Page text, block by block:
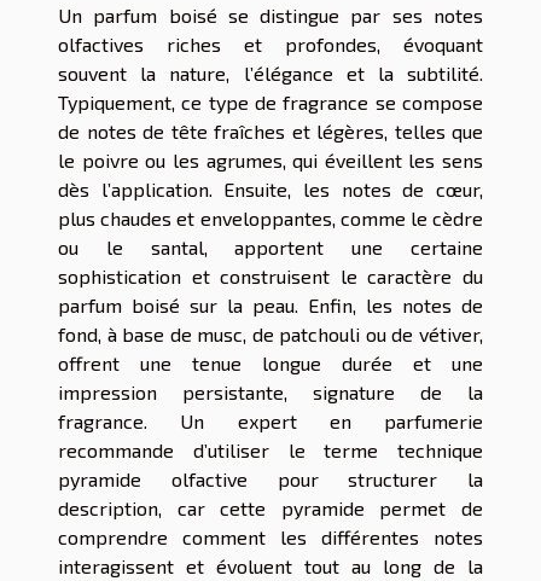
Un parfum boisé se distingue par ses notes
olfactives riches et profondes, évoquant
souvent la nature, l’élégance et la subtilité.
Typiquement, ce type de fragrance se compose
de notes de tête fraîches et légères, telles que
le poivre ou les agrumes, qui éveillent les sens
dès l’application. Ensuite, les notes de cœur,
plus chaudes et enveloppantes, comme le cèdre
ou le santal, apportent une certaine
sophistication et construisent le caractère du
parfum boisé sur la peau. Enfin, les notes de
fond, à base de musc, de patchouli ou de vétiver,
offrent une tenue longue durée et une
impression persistante, signature de la
fragrance. Un expert en parfumerie
recommande d’utiliser le terme technique
pyramide olfactive pour structurer la
description, car cette pyramide permet de
comprendre comment les différentes notes
interagissent et évoluent tout au long de la